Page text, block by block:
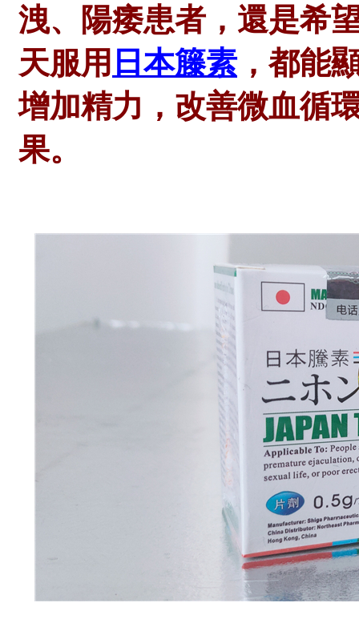
洩、陽痿患者，還是希
天服用 日本籐素，都能
增加精力，改善微血循
果。